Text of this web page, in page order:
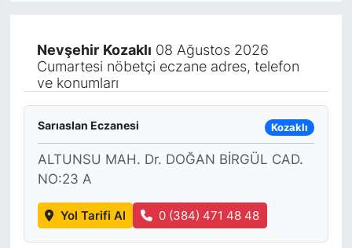
Nevşehir Kozaklı 08 Ağustos 2026
Cumartesi nöbetçi eczane adres, telefon
ve konumları
Sarıaslan Eczanesi Kozaklı
ALTUNSU MAH. Dr. DOĞAN BİRGÜL CAD.
NO:23 A
Yol Tarifi Al 0 (384) 471 48 48
KÖŞE YAZILARI (Arşiv)
KÜLTÜR SANAT
MAGAZİN
RÖPORTAJ
SAĞLIK